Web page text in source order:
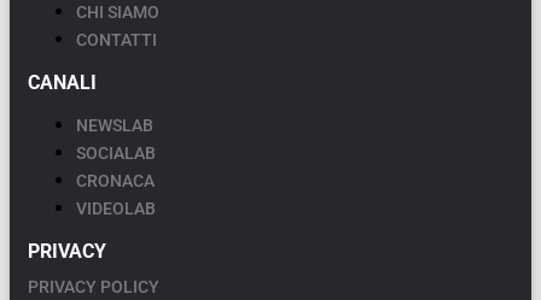
CHI SIAMO
CONTATTI
CANALI
NEWSLAB
SOCIALAB
CRONACA
VIDEOLAB
PRIVACY
PRIVACY POLICY